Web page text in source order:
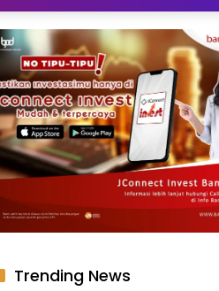
Trending News